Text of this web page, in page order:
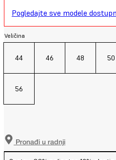
Pogledajte sve modele
Veličina
44 46 48 50
56
Pronađi u radnji